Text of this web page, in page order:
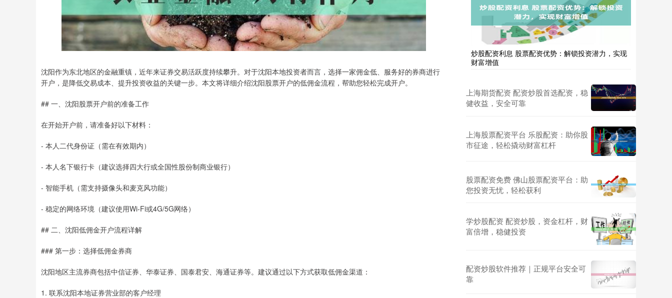
沈阳作为东北地区的金融重镇，近年来证券交易活跃度持续攀升。对于沈阳本地投资者而言，选择一家佣金低、服务好的券商进行
开户，是降低交易成本、提升投资收益的关键一步。本文将详细介绍沈阳股票开户的低佣金流程，帮助您轻松完成开户。
## 一、沈阳股票开户前的准备工作
在开始开户前，请准备好以下材料：
- 本人二代身份证（需在有效期内）
- 本人名下银行卡（建议选择四大行或全国性股份制商业银行）
- 智能手机（需支持摄像头和麦克风功能）
- 稳定的网络环境（建议使用Wi-Fi或4G/5G网络）
## 二、沈阳低佣金开户流程详解
### 第一步：选择低佣金券商
沈阳地区主流券商包括中信证券、华泰证券、国泰君安、海通证券等。建议通过以下方式获取低佣金渠道：
1. 联系沈阳本地证券营业部的客户经理
炒股配资利息 股票配资优势：解锁投资潜力，实现
财富增值
上海期货配资 配资炒股首选配资，稳
健收益，安全可靠
上海股票配资平台 乐股配资：助你股
市征途，轻松撬动财富杠杆
股票配资免费 佛山股票配资平台：助
您投资无忧，轻松获利
学炒股配资 配资炒股，资金杠杆，财
富倍增，稳健投资
配资炒股软件推荐｜正规平台安全可
靠